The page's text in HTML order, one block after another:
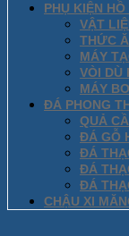
PHỤ KIỆN HỒ
VẬT
THỨC
MÁY
VÒI DÙ
MÁY
ĐÁ PHONG
QUẢ
ĐÁ GỖ
ĐÁ
ĐÁ
ĐÁ
CHẬU XI